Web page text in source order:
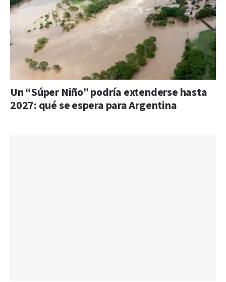
Un “Súper Niño” podría extenderse hasta
2027: qué se espera para Argentina